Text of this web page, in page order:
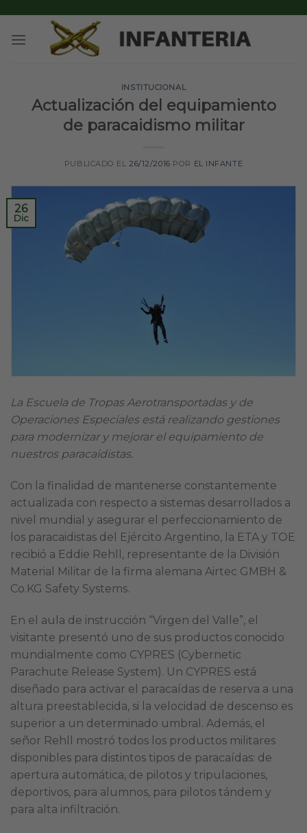
content
INSTITUCIONAL
Actualización del equipamiento
de paracaidismo militar
PUBLICADO EL 26/12/2016 POR EL INFANTE
26
Dic
La Escuela de Tropas Aerotransportadas y de
Operaciones Especiales está realizando gestiones
para modernizar y mejorar el equipamiento de
nuestros paracaidistas.
Con la finalidad de mantenerse constantemente
actualizada con respecto a sistemas desarrollados a
nivel mundial y asegurar el perfeccionamiento de
los paracaidistas del Ejército Argentino, la ETA y TOE
recibió a Eddie Rehll, representante de la División
Material Militar de la firma alemana Airtec GMBH &
Co.KG Safety Systems.
En el aula de instrucción “Virgen del Valle”, el
visitante presentó uno de sus productos conocido
mundialmente como CYPRES (Cybernetic
Parachute Release System). Un CYPRES está
diseñado para activar el paracaídas de reserva a una
altura preestablecida, si la velocidad de descenso es
superior a un determinado umbral. Además, el
señor Rehll mostró todos los productos militares
disponibles para distintos tipos de paracaídas: de
apertura automática, de pilotos y tripulaciones,
deportivos, para alumnos, para pilotos tándem y
para alta infiltración.